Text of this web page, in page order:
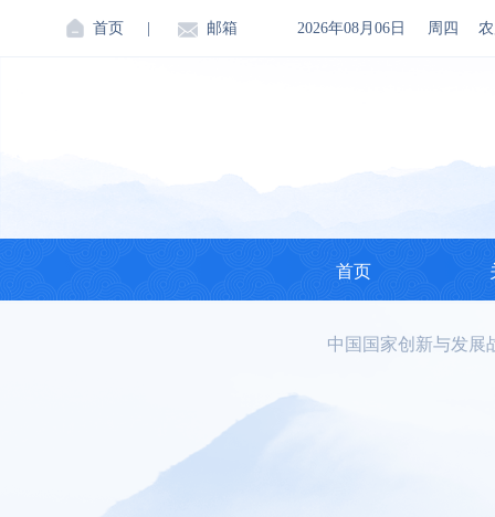
首页 邮箱 2026年08月06日 周四
首页
中国国家创新与发展